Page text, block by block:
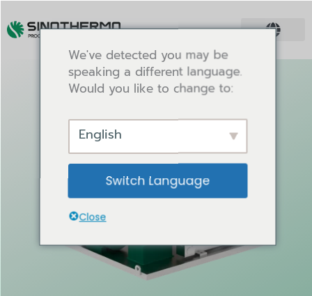
We've detected you may be
speaking a different language.
Would you like to change to:
English
Switch Language
Close